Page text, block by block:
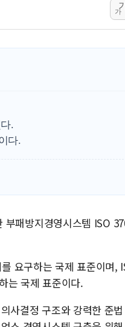
수출항 '하르그섬', 최근 1주일
엔화 장중 급등…시장은 "또 개
욕 반도체주 프리뷰...美 고용 쇼
니파 3개국, 공동방위협정 체결
전 특징주...아틀라시안·클라
와 MOU… "6·25 미군 실종자
, 대한민국 다음 100년 밑거름…
가
.
다.
패방지경영시스템 ISO
요구하는 국제 표준이며,
는 국제 표준이다.
사결정 구조와 강력한 준